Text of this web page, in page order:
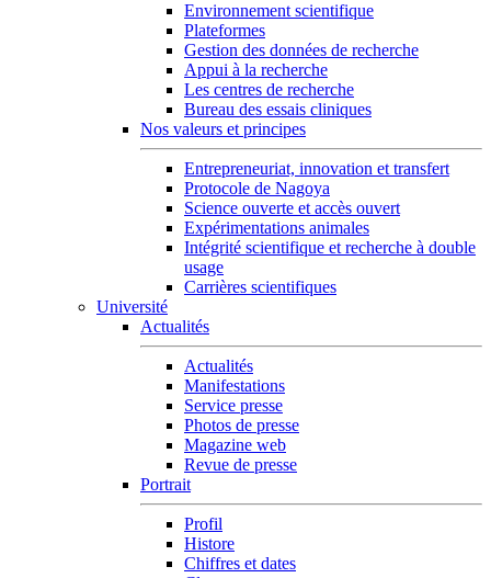
Environnement scientifique
Plateformes
Gestion des données de recherche
Appui à la recherche
Les centres de recherche
Bureau des essais cliniques
Nos valeurs et principes
Entrepreneuriat, innovation et transfert
Protocole de Nagoya
Science ouverte et accès ouvert
Expérimentations animales
Intégrité scientifique et recherche à double
usage
Carrières scientifiques
Université
Actualités
Actualités
Manifestations
Service presse
Photos de presse
Magazine web
Revue de presse
Portrait
Profil
Histore
Chiffres et dates